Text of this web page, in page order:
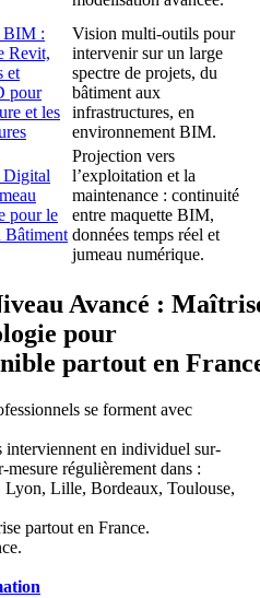
BIM :
Revit,
et
pour
et les
Vision multi-outils pour
intervenir sur un large
spectre de projets, du
bâtiment aux
infrastructures, en
environnement BIM.
Digital
pour le
Bâtiment
Projection vers
l’exploitation et la
maintenance : continuité
entre maquette BIM,
données temps réel et
jumeau numérique.
Avancé :
pour
partout en
se forment avec
interviennent en individuel sur-
mesure régulièrement dans :
Lyon, Lille, Bordeaux, Toulouse,
partout en France.